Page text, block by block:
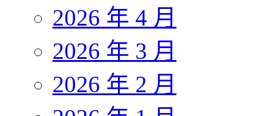
2026 年 4 月
2026 年 3 月
2026 年 2 月